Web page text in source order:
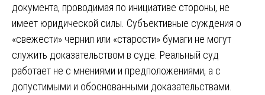
документа, проводимая по инициативе стороны, не
имеет юридической силы. Субъективные суждения о
«свежести» чернил или «старости» бумаги не могут
служить доказательством в суде. Реальный суд
работает не с мнениями и предположениями, а с
допустимыми и обоснованными доказательствами.